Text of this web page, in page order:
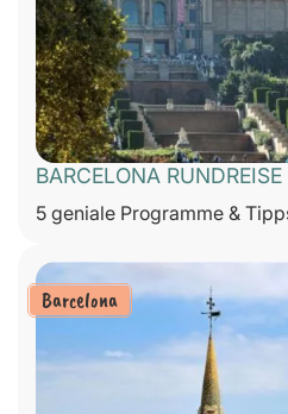
BARCELONA RUNDREISE
5 geniale Programme &
Barcelona